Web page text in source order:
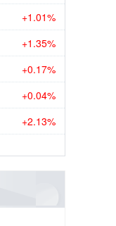
+1.01%
+1.35%
+0.17%
+0.04%
+2.13%